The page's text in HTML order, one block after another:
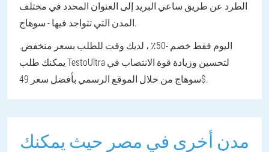
الطرد عن طريق ساعي البريد إلى العنوان المحدد في مختلف
المدن التي تتواجد فيها - سوهاج.
اليوم فقط خصم -50٪ ، لديك وقت للطلب بسعر منخفض.
يمكنك طلب TestoUltra لتحسين وزيادة قوة الانتصاب في
سوهاج من خلال الموقع الرسمي بأفضل سعر 49$.
مدن أخرى في مصر حيث يمكنك